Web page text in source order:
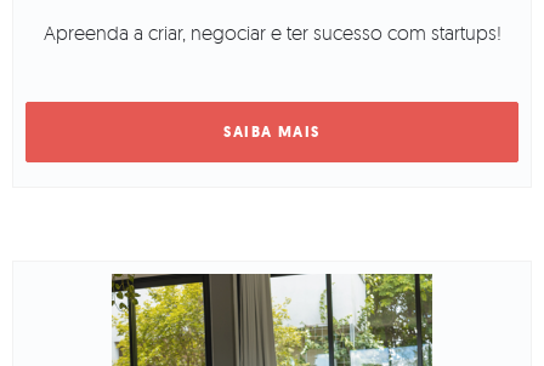
Apreenda a criar, negociar e ter sucesso com startups!